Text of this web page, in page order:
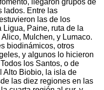
llegaron grupos de
lados. Entre las
las de los
Paine, ruta de la
Mulchen, y Lumaco.
biodinámicos, otros
y algunos lo hicieron
los Santos, o de
Alto Biobio, la isla de
las diez regiones en las